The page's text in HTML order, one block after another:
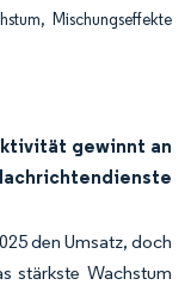
Mischungseffekte
gewinnt an
den Umsatz, doch
stärkste Wachstum